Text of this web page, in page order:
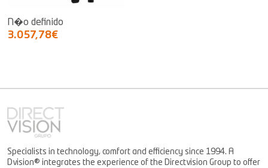
N�o definido
3.057,78€
Specialists in technology, comfort and efficiency since 1994. A
Dvision® integrates the experience of the Directvision Group to offer